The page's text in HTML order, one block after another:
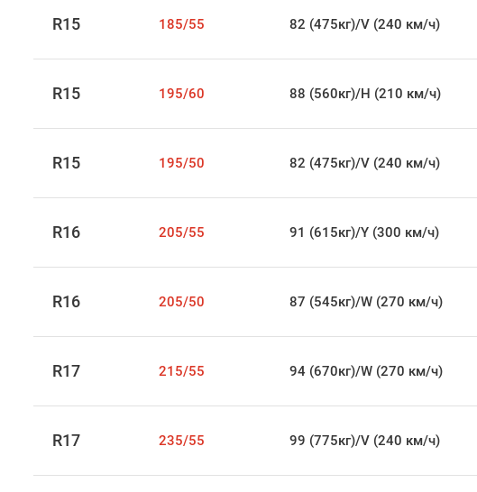
R15 185/55 82 (475кг)/V (240 км/ч)
R15 195/60 88 (560кг)/H (210 км/ч)
R15 195/50 82 (475кг)/V (240 км/ч)
R16 205/55 91 (615кг)/Y (300 км/ч)
R16 205/50 87 (545кг)/W (270 км/ч)
R17 215/55 94 (670кг)/W (270 км/ч)
R17 235/55 99 (775кг)/V (240 км/ч)